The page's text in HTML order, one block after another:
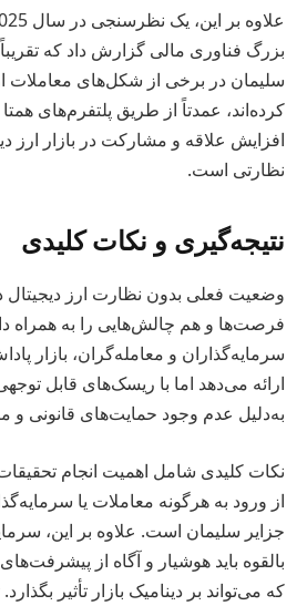
سلیمان در برخی از شکل‌های معاملات
کرده‌اند، عمدتاً از طریق پلتفرم‌های
افزایش علاقه و مشارکت در بازار ارز
نظارتی است.
نتیجه‌گیری و نکات کلیدی
وضعیت فعلی بدون نظارت ارز دیجیتال
فرصت‌ها و هم چالش‌هایی را به همراه
سرمایه‌گذاران و معامله‌گران، بازار
ارائه می‌دهد اما با ریسک‌های قابل
به‌دلیل عدم وجود حمایت‌های قانونی و
نکات کلیدی شامل اهمیت انجام
از ورود به هرگونه معاملات یا
جزایر سلیمان است. علاوه بر این،
بالقوه باید هوشیار و آگاه از
که می‌تواند بر دینامیک بازار تأثیر